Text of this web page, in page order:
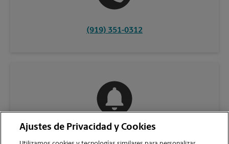
(919) 351-0312
Ajustes de Privacidad y Cookies